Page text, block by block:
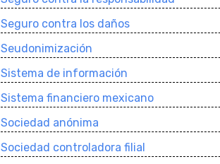
Seguro contra los daños
Seudonimización
Sistema de información
Sistema financiero mexicano
Sociedad anónima
Sociedad controladora filial